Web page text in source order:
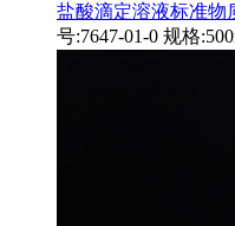
盐酸滴定溶液标准物
号:7647-01-0 规格